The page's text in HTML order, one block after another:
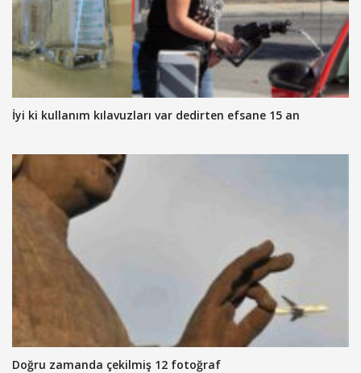
İyi ki kullanım kılavuzları var dedirten efsane 15 an
Doğru zamanda çekilmiş 12 fotoğraf